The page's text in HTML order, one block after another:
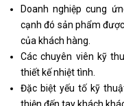
Doanh nghiệp cung
cạnh đó sản phẩm
của khách hàng.
Các chuyên viên kỹ
thiết kế nhiệt tình.
Đặc biệt yếu tố kỹ